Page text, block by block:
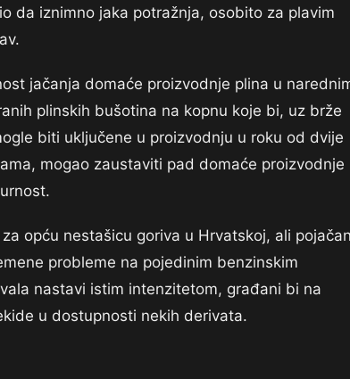
da iznimno jaka potražnja, osobito za plavim
jačanja domaće proizvodnje plina u
plinskih bušotina na kopnu koje bi, uz brže
biti uključene u proizvodnju u roku od dvije
mogao zaustaviti pad domaće proizvodnje
opću nestašicu goriva u Hrvatskoj, ali
probleme na pojedinim benzinskim
nastavi istim intenzitetom, građani bi na
u dostupnosti nekih derivata.